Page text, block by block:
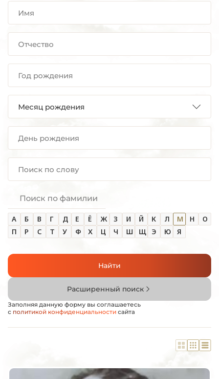
Поиск по фамилии
А Б В Г Д Е Ё Ж З И Й К Л М Н
О
П
Р С Т У Ф Х Ц Ч Ш Щ Э Ю Я
Найти
Расширенный поиск
Заполняя данную форму вы соглашаетесь
с политикой конфиденциальности сайта